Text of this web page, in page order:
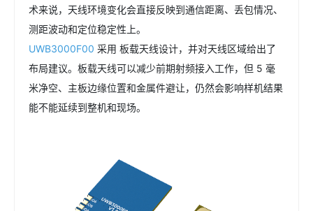
术来说，天线环境变化会直接反映到通信距离、丢包情况、
测距波动和定位稳定性上。
UWB3000F00 采用 板载天线设计，并对天线区域给出了
布局建议。板载天线可以减少前期射频接入工作，但 5 毫
米净空、主板边缘位置和金属件避让，仍然会影响样机结果
能不能延续到整机和现场。